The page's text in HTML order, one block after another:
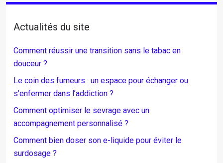
Actualités du site
Comment réussir une transition sans le tabac en
douceur ?
Le coin des fumeurs : un espace pour échanger ou
s’enfermer dans l’addiction ?
Comment optimiser le sevrage avec un
accompagnement personnalisé ?
Comment bien doser son e-liquide pour éviter le
surdosage ?